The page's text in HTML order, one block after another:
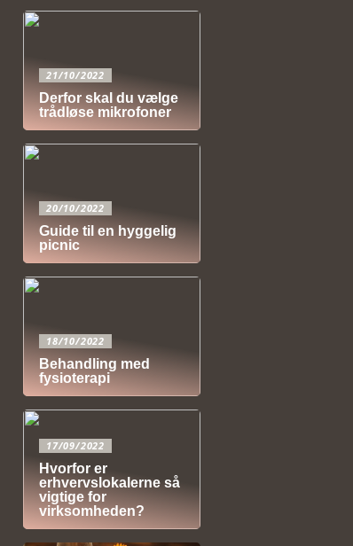
21/10/2022
Derfor skal du vælge
trådløse mikrofoner
20/10/2022
Guide til en hyggelig
picnic
18/10/2022
Behandling med
fysioterapi
17/09/2022
Hvorfor er
erhvervslokalerne så
vigtige for
virksomheden?